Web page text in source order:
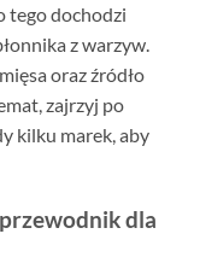
tego dochodzi
z warzyw.
oraz źródło
zajrzyj po
kilku marek, aby
dla